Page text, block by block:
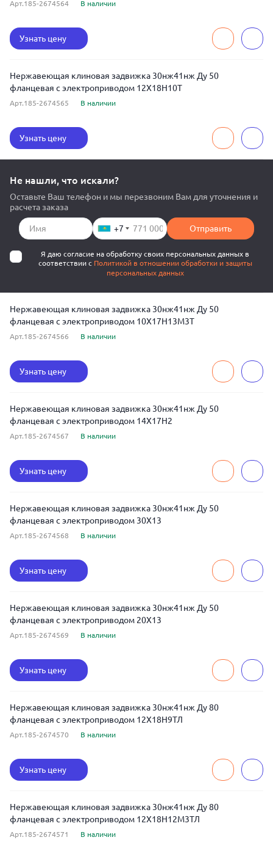
Арт.185-2674564 В наличии
Узнать цену
Нержавеющая клиновая задвижка 30нж41нж Ду 50
фланцевая с электроприводом 12Х18Н10Т
Арт.185-2674565 В наличии
Узнать цену
Не нашли, что искали?
Оставьте Ваш телефон и мы перезвоним Вам для уточнения и
расчета заказа
+7 Отправить
Я даю согласие на обработку своих персональных данных в
соответствии с Политикой в отношении обработки и защиты
персональных данных
Нержавеющая клиновая задвижка 30нж41нж Ду 50
фланцевая с электроприводом 10Х17Н13М3Т
Арт.185-2674566 В наличии
Узнать цену
Нержавеющая клиновая задвижка 30нж41нж Ду 50
фланцевая с электроприводом 14Х17Н2
Арт.185-2674567 В наличии
Узнать цену
Нержавеющая клиновая задвижка 30нж41нж Ду 50
фланцевая с электроприводом 30Х13
Арт.185-2674568 В наличии
Узнать цену
Нержавеющая клиновая задвижка 30нж41нж Ду 50
фланцевая с электроприводом 20Х13
Арт.185-2674569 В наличии
Узнать цену
Нержавеющая клиновая задвижка 30нж41нж Ду 80
фланцевая с электроприводом 12Х18Н9ТЛ
Арт.185-2674570 В наличии
Узнать цену
Нержавеющая клиновая задвижка 30нж41нж Ду 80
фланцевая с электроприводом 12Х18Н12М3ТЛ
Арт.185-2674571 В наличии